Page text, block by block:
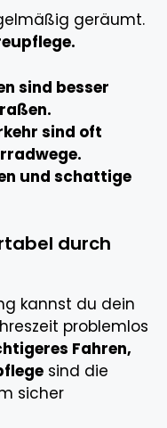
geräumt.
sind besser
sind oft
und schattige
durch
kannst du dein
problemlos
Fahren,
sind die
sicher